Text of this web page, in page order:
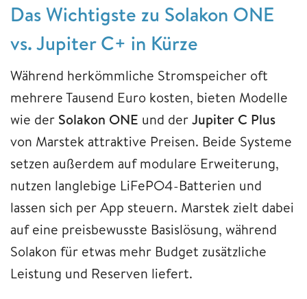
Das Wichtigste zu Solakon ONE
vs. Jupiter C+ in Kürze
Während herkömmliche Stromspeicher oft
mehrere Tausend Euro kosten, bieten Modelle
wie der Solakon ONE und derJupiter C Plus
von Marstek attraktive Preisen. Beide Systeme
setzen außerdem auf modulare Erweiterung,
nutzen langlebige LiFePO4-Batterien und
lassen sich per App steuern. Marstek zielt dabei
auf eine preisbewusste Basislösung, während
Solakon für etwas mehr Budget zusätzliche
Leistung und Reserven liefert.